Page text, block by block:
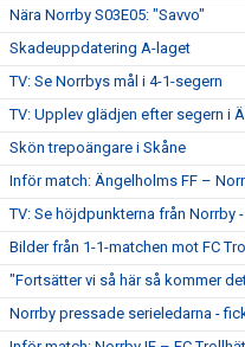
Nära Norrby S03E05: "Savvo"
Skadeuppdatering A-laget
TV: Se Norrbys mål i 4-1-segern
TV: Upplev glädjen efter segern i
Skön trepoängare i Skåne
Inför match: Ängelholms FF –
TV: Se höjdpunkterna från Norrby
Bilder från 1-1-matchen mot FC
"Fortsätter vi så här så kommer
Norrby pressade serieledarna -